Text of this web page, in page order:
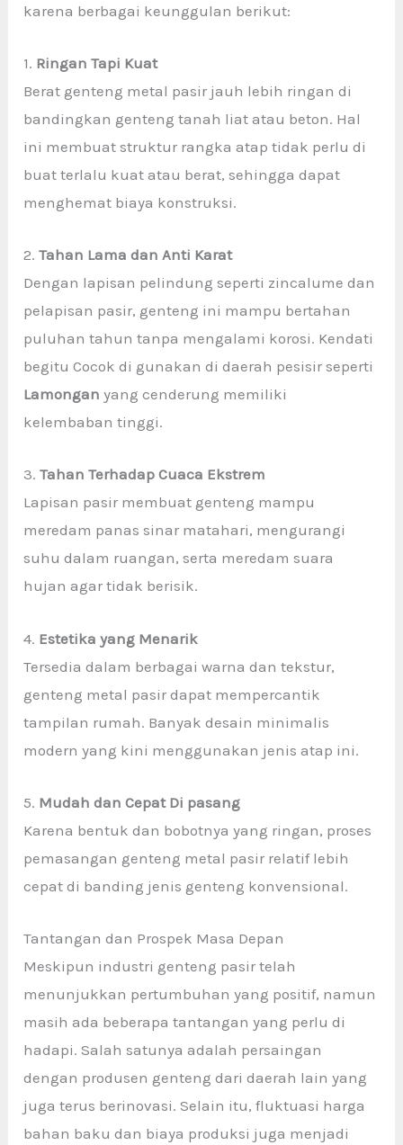
karena berbagai keunggulan berikut:
1. Ringan Tapi Kuat
Berat genteng metal pasir jauh lebih ringan di
bandingkan genteng tanah liat atau beton. Hal
ini membuat struktur rangka atap tidak perlu di
buat terlalu kuat atau berat, sehingga dapat
menghemat biaya konstruksi.
2.Tahan Lama dan Anti Karat
Dengan lapisan pelindung seperti zincalume dan
pelapisan pasir, genteng ini mampu bertahan
puluhan tahun tanpa mengalami korosi. Kendati
begitu Cocok di gunakan di daerah pesisir seperti
Lamongan yang cenderung memiliki
kelembaban tinggi.
3.Tahan Terhadap Cuaca Ekstrem
Lapisan pasir membuat genteng mampu
meredam panas sinar matahari, mengurangi
suhu dalam ruangan, serta meredam suara
hujan agar tidak berisik.
4. Estetika yang Menarik
Tersedia dalam berbagai warna dan tekstur,
genteng metal pasir dapat mempercantik
tampilan rumah. Banyak desain minimalis
modern yang kini menggunakan jenis atap ini.
5. Mudah dan Cepat Di pasang
Karena bentuk dan bobotnya yang ringan, proses
pemasangan genteng metal pasir relatif lebih
cepat di banding jenis genteng konvensional.
Tantangan dan Prospek Masa Depan
Meskipun industri genteng pasir telah
menunjukkan pertumbuhan yang positif, namun
masih ada beberapa tantangan yang perlu di
hadapi. Salah satunya adalah persaingan
dengan produsen genteng dari daerah lain yang
juga terus berinovasi. Selain itu, fluktuasi harga
bahan baku dan biaya produksi juga menjadi